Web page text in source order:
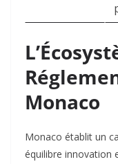
Monaco
Monaco établit un
équilibre innovation